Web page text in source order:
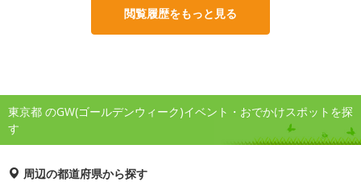
閲覧履歴をもっと見る
東京都 のGW(ゴールデンウィーク)イベント・おでかけスポットを探
す
周辺の都道府県から探す